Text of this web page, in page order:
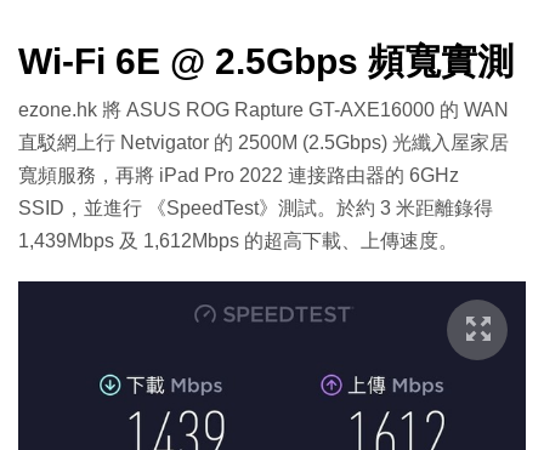
Wi-Fi 6E @ 2.5Gbps 頻寬實測
ezone.hk 將 ASUS ROG Rapture GT-AXE16000 的 WAN
直駁網上行 Netvigator 的 2500M (2.5Gbps) 光纖入屋家居
寬頻服務，再將 iPad Pro 2022 連接路由器的 6GHz
SSID，並進行 《SpeedTest》測試。於約 3 米距離錄得
1,439Mbps 及 1,612Mbps 的超高下載、上傳速度。